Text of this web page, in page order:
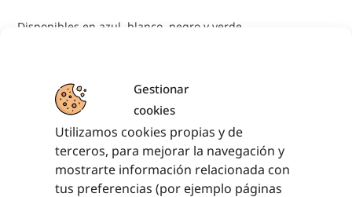
Gestionar
cookies
Utilizamos cookies propias y de
terceros, para mejorar la navegación y
mostrarte información relacionada con
tus preferencias (por ejemplo páginas
Disponibles en azul, blanco, negro y verde
TAMBIÉN TE RECOMENDAMOS…